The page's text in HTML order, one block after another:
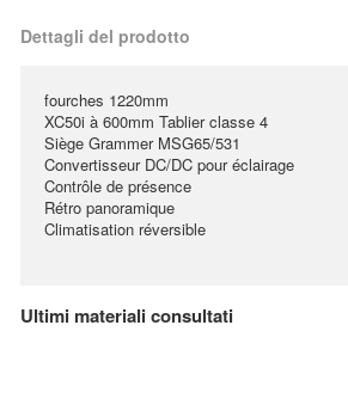
Dettagli del prodotto
fourches 1220mm
XC50i à 600mm Tablier classe 4
Siège Grammer MSG65/531
Convertisseur DC/DC pour éclairage
Contrôle de présence
Rétro panoramique
Climatisation réversible
Ultimi materiali consultati